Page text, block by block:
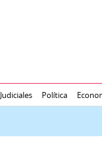
Judiciales Política